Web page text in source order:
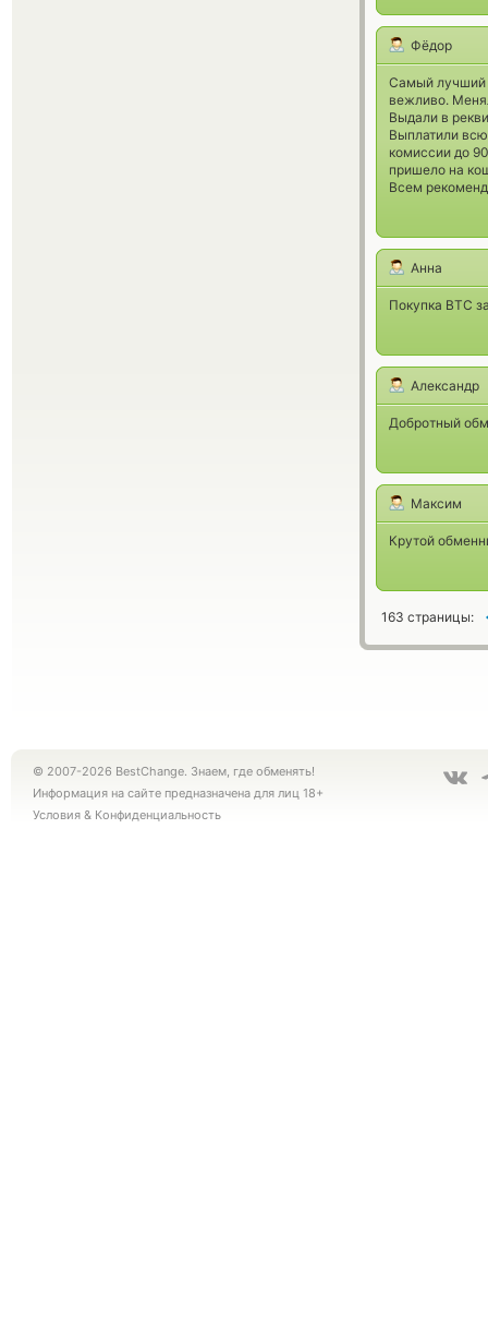
Фёдор
Самый лучший
вежливо.
Выдали в
Выплатили всю
комиссии до
пришело на
Всем
Анна
Покупка BTC
Александр
Добротный
Максим
Крутой
163 страницы:
© 2007-2026 BestChange. Знаем, где обменять!
Информация на сайте предназначена для лиц 18+
Условия & Конфиденциальность